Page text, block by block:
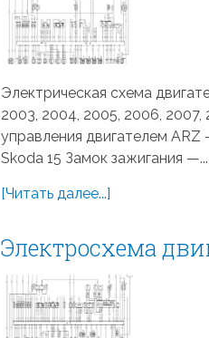
Электрическая схема
2003, 2004, 2005, 2006,
управления двигателем
Skoda 15 Замок зажигания —...
[Читать далее...]
Электросхема